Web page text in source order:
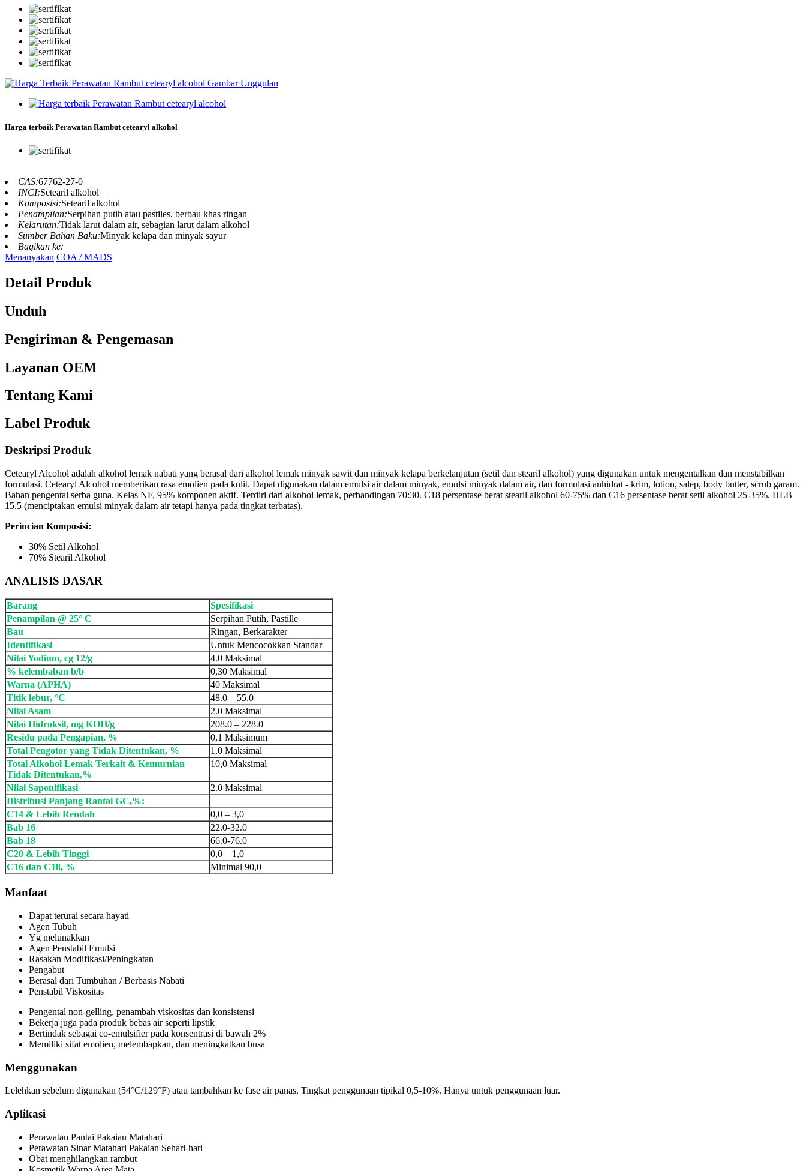
Harga terbaik Perawatan Rambut cetearyl alkohol
CAS:67762-27-0
INCI:Setearil alkohol
Komposisi:Setearil alkohol
Penampilan:Serpihan putih atau pastiles, berbau khas ringan
Kelarutan:Tidak larut dalam air, sebagian larut dalam alkohol
Sumber Bahan Baku:Minyak kelapa dan minyak sayur
Bagikan ke:
Menanyakan COA / MADS
Detail Produk
Unduh
Pengiriman & Pengemasan
Layanan OEM
Tentang Kami
Label Produk
Deskripsi Produk
Cetearyl Alcohol adalah alkohol lemak nabati yang berasal dari alkohol lemak minyak sawit dan minyak kelapa berkelanjutan (setil dan stearil alkohol) yang digunakan untuk mengentalkan dan menstabilkan
formulasi. Cetearyl Alcohol memberikan rasa emolien pada kulit. Dapat digunakan dalam emulsi air dalam minyak, emulsi minyak dalam air, dan formulasi anhidrat - krim, lotion, salep, body butter, scrub garam.
Bahan pengental serba guna. Kelas NF, 95% komponen aktif. Terdiri dari alkohol lemak, perbandingan 70:30. C18 persentase berat stearil alkohol 60-75% dan C16 persentase berat setil alkohol 25-35%. HLB
15.5 (menciptakan emulsi minyak dalam air tetapi hanya pada tingkat terbatas).
Perincian Komposisi:
30% Setil Alkohol
70% Stearil Alkohol
ANALISIS DASAR
Barang
Spesifikasi
Penampilan @ 25° C
Serpihan Putih, Pastille
Bau
Ringan, Berkarakter
Identifikasi
Untuk Mencocokkan Standar
Nilai Yodium, cg 12/g
4.0 Maksimal
% kelembaban b/b
0,30 Maksimal
Warna (APHA)
40 Maksimal
Titik lebur, °C
48.0 – 55.0
Nilai Asam
2.0 Maksimal
Nilai Hidroksil, mg KOH/g
208.0 – 228.0
Residu pada Pengapian, %
0,1 Maksimum
Total Pengotor yang Tidak Ditentukan, %
1,0 Maksimal
Total Alkohol Lemak Terkait & Kemurnian
Tidak Ditentukan,%
10,0 Maksimal
Nilai Saponifikasi
2.0 Maksimal
Distribusi Panjang Rantai GC,%:
C14 & Lebih Rendah
0,0 – 3,0
Bab 16
22.0-32.0
Bab 18
66.0-76.0
C20 & Lebih Tinggi
0,0 – 1,0
C16 dan C18, %
Minimal 90,0
Manfaat
Dapat terurai secara hayati
Agen Tubuh
Yg melunakkan
Agen Penstabil Emulsi
Rasakan Modifikasi/Peningkatan
Pengabut
Berasal dari Tumbuhan / Berbasis Nabati
Penstabil Viskositas
Pengental non-gelling, penambah viskositas dan konsistensi
Bekerja juga pada produk bebas air seperti lipstik
Bertindak sebagai co-emulsifier pada konsentrasi di bawah 2%
Memiliki sifat emolien, melembapkan, dan meningkatkan busa
Menggunakan
Lelehkan sebelum digunakan (54°C/129°F) atau tambahkan ke fase air panas. Tingkat penggunaan tipikal 0,5-10%. Hanya untuk penggunaan luar.
Aplikasi
Perawatan Pantai Pakaian Matahari
Perawatan Sinar Matahari Pakaian Sehari-hari
Obat menghilangkan rambut